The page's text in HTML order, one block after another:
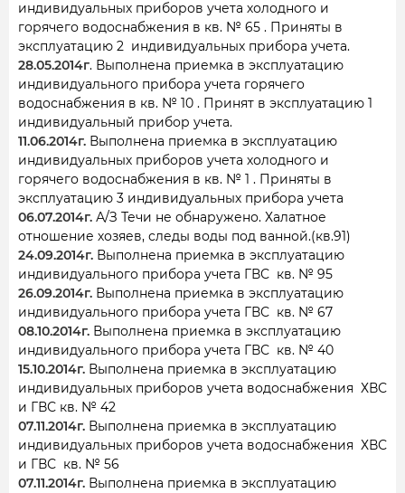
индивидуальных приборов учета холодного и
горячего водоснабжения в кв. № 65 . Приняты в
эксплуатацию 2 индивидуальных прибора учета.
28.05.2014г. Выполнена приемка в эксплуатацию
индивидуального прибора учета горячего
водоснабжения в кв. № 10 . Принят в эксплуатацию 1
индивидуальный прибор учета.
11.06.2014г. Выполнена приемка в эксплуатацию
индивидуальных приборов учета холодного и
горячего водоснабжения в кв. № 1 . Приняты в
эксплуатацию 3 индивидуальных прибора учета
06.07.2014г. А/З Течи не обнаружено. Халатное
отношение хозяев, следы воды под ванной.(кв.91)
24.09.2014г. Выполнена приемка в эксплуатацию
индивидуального прибора учета ГВС кв. № 95
26.09.2014г. Выполнена приемка в эксплуатацию
индивидуального прибора учета ГВС кв. № 67
08.10.2014г. Выполнена приемка в эксплуатацию
индивидуального прибора учета ГВС кв. № 40
15.10.2014г. Выполнена приемка в эксплуатацию
индивидуальных приборов учета водоснабжения ХВС
и ГВС кв. № 42
07.11.2014г. Выполнена приемка в эксплуатацию
индивидуальных приборов учета водоснабжения ХВС
и ГВС кв. № 56
07.11.2014г. Выполнена приемка в эксплуатацию